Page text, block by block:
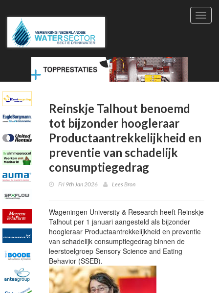
Reinskje Talhout benoemd
tot bijzonder hoogleraar
Productaantrekkelijkheid en
preventie van schadelijk
consumptiegedrag
Fri 9th Jan 2026 Lees Bron
Wageningen University & Research heeft Reinskje
Talhout per 1 januari aangesteld als bijzonder
hoogleraar Productaantrekkelijkheid en preventie
van schadelijk consumptiegedrag binnen de
leerstoelgroep Sensory Science and Eating
Behavior (SSEB).